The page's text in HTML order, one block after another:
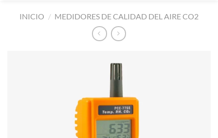
INICIO / MEDIDORES DE CALIDAD DEL AIRE CO2